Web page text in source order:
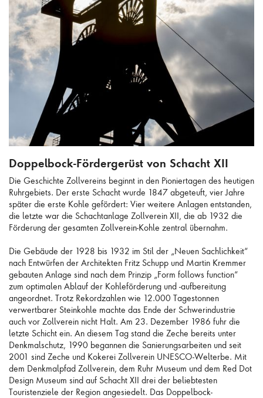
Doppelbock-Fördergerüst von Schacht XII
Die Geschichte Zollvereins beginnt in den Pioniertagen des heutigen
Ruhrgebiets. Der erste Schacht wurde 1847 abgeteuft, vier Jahre
später die erste Kohle gefördert: Vier weitere Anlagen entstanden,
die letzte war die Schachtanlage Zollverein XII, die ab 1932 die
Förderung der gesamten Zollverein-Kohle zentral übernahm.
Die Gebäude der 1928 bis 1932 im Stil der „Neuen Sachlichkeit“
nach Entwürfen der Architekten Fritz Schupp und Martin Kremmer
gebauten Anlage sind nach dem Prinzip „Form follows function“
zum optimalen Ablauf der Kohleförderung und -aufbereitung
angeordnet. Trotz Rekordzahlen wie 12.000 Tagestonnen
verwertbarer Steinkohle machte das Ende der Schwerindustrie
auch vor Zollverein nicht Halt. Am 23. Dezember 1986 fuhr die
letzte Schicht ein. An diesem Tag stand die Zeche bereits unter
Denkmalschutz, 1990 begannen die Sanierungsarbeiten und seit
2001 sind Zeche und Kokerei Zollverein UNESCO-Welterbe. Mit
dem Denkmalpfad Zollverein, dem Ruhr Museum und dem Red Dot
Design Museum sind auf Schacht XII drei der beliebtesten
Touristenziele der Region angesiedelt. Das Doppelbock-